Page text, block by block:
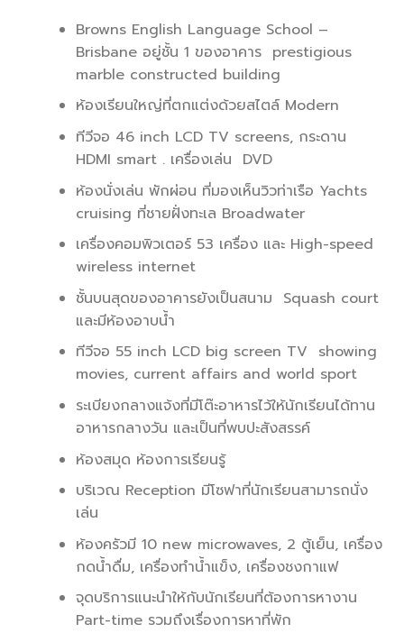
Browns English Language School –
Brisbane อยู่ชั้น 1 ของอาคาร prestigious
marble constructed building
ห้องเรียนใหญ่ที่ตกแต่งด้วยสไตล์ Modern
ทีวีจอ 46 inch LCD TV screens, กระดาน
HDMI smart . เครื่องเล่น DVD
ห้องนั่งเล่น พักผ่อน ที่มองเห็นวิวท่าเรือ Yachts
cruising ที่ชายฝั่งทะเล Broadwater
เครื่องคอมพิวเตอร์ 53 เครื่อง และ High-speed
wireless internet
ชั้นบนสุดของอาคารยังเป็นสนาม Squash court
และมีห้องอาบน้ำ
ทีวีจอ 55 inch LCD big screen TV showing
movies, current affairs and world sport
ระเบียงกลางแจ้งที่มีโต๊ะอาหารไว้ให้นักเรียนได้ทาน
อาหารกลางวัน และเป็นที่พบปะสังสรรค์
ห้องสมุด ห้องการเรียนรู้
บริเวณ Reception มีโซฟาที่นักเรียนสามารถนั่ง
เล่น
ห้องครัวมี 10 new microwaves, 2 ตู้เย็น, เครื่อง
กดน้ำดื่ม, เครื่องทำน้ำแข็ง, เครื่องชงกาแฟ
จุดบริการแนะนำให้กับนักเรียนที่ต้องการหางาน
Part-time รวมถึงเรื่องการหาที่พัก